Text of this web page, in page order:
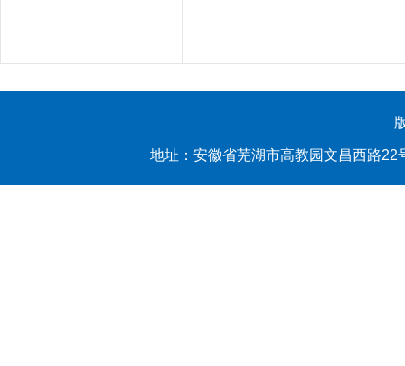
地址：安徽省芜湖市高教园文昌西路